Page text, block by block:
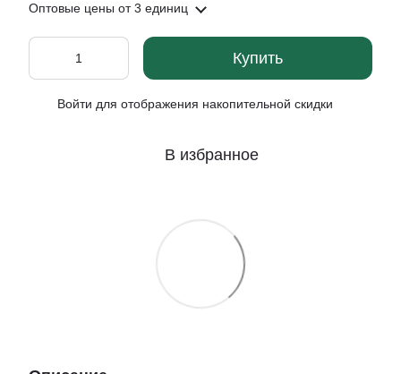
Оптовые цены от 3 единиц
Купить
Войти для отображения накопительной скидки
В избранное